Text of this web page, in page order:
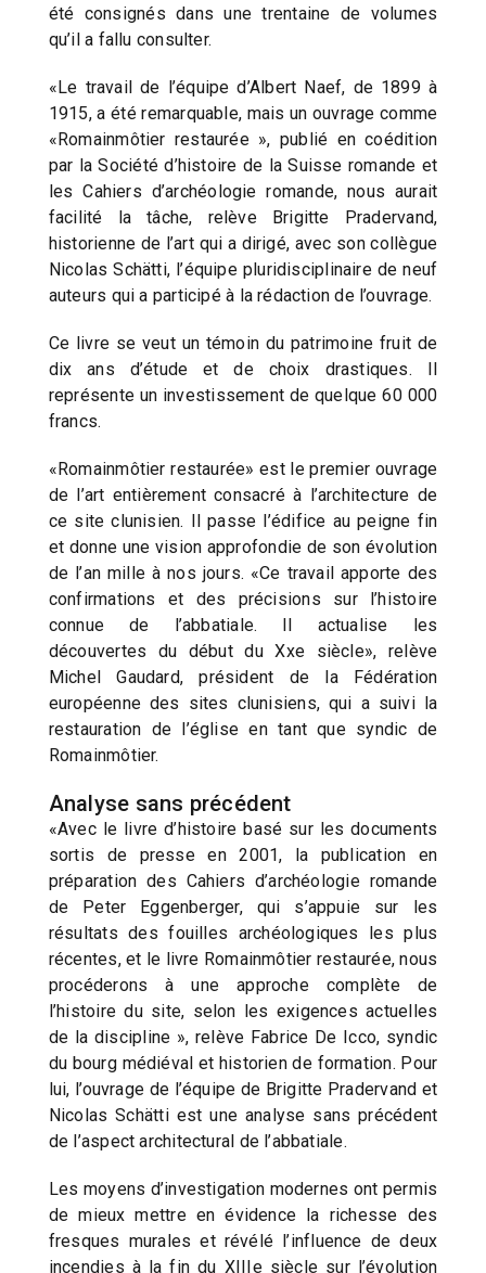
été consignés dans une trentaine de volumes
qu’il a fallu consulter.
«Le travail de l’équipe d’Albert Naef, de 1899 à
1915, a été remarquable, mais un ouvrage comme
«Romainmôtier restaurée », publié en coédition
par la Société d’histoire de la Suisse romande et
les Cahiers d’archéologie romande, nous aurait
facilité la tâche, relève Brigitte Pradervand,
historienne de l’art qui a dirigé, avec son collègue
Nicolas Schätti, l’équipe pluridisciplinaire de neuf
auteurs qui a participé à la rédaction de l’ouvrage.
Ce livre se veut un témoin du patrimoine fruit de
dix ans d’étude et de choix drastiques. Il
représente un investissement de quelque 60 000
francs.
«Romainmôtier restaurée» est le premier ouvrage
de l’art entièrement consacré à l’architecture de
ce site clunisien. Il passe l’édifice au peigne fin
et donne une vision approfondie de son évolution
de l’an mille à nos jours. «Ce travail apporte des
confirmations et des précisions sur l’histoire
connue de l’abbatiale. Il actualise les
découvertes du début du Xxe siècle», relève
Michel Gaudard, président de la Fédération
européenne des sites clunisiens, qui a suivi la
restauration de l’église en tant que syndic de
Romainmôtier.
Analyse sans précédent
«Avec le livre d’histoire basé sur les documents
sortis de presse en 2001, la publication en
préparation des Cahiers d’archéologie romande
de Peter Eggenberger, qui s’appuie sur les
résultats des fouilles archéologiques les plus
récentes, et le livre Romainmôtier restaurée, nous
procéderons à une approche complète de
l’histoire du site, selon les exigences actuelles
de la discipline », relève Fabrice De Icco, syndic
du bourg médiéval et historien de formation. Pour
lui, l’ouvrage de l’équipe de Brigitte Pradervand et
Nicolas Schätti est une analyse sans précédent
de l’aspect architectural de l’abbatiale.
Les moyens d’investigation modernes ont permis
de mieux mettre en évidence la richesse des
fresques murales et révélé l’influence de deux
incendies à la fin du XIIIe siècle sur l’évolution